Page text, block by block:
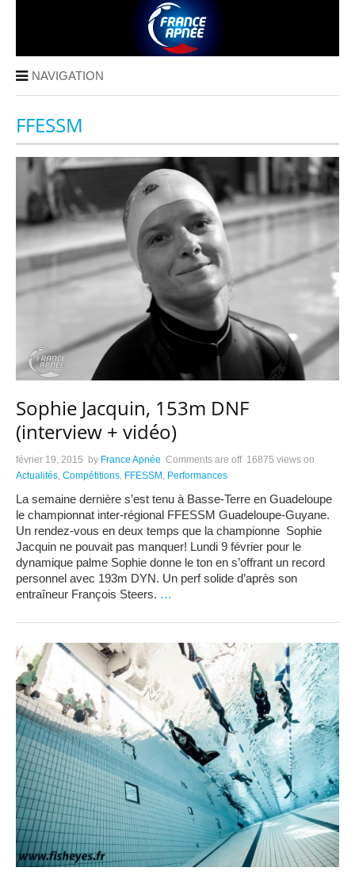
NAVIGATION
FFESSM
Sophie Jacquin, 153m DNF
(interview + vidéo)
février 19, 2015 by France Apnée Comments are off 16875 views on
Actualités, Compétitions, FFESSM , Performances
La semaine dernière s’est tenu à Basse-Terre en Guadeloupe
le championnat inter-régional FFESSM Guadeloupe-Guyane.
Un rendez-vous en deux temps que la championne Sophie
Jacquin ne pouvait pas manquer! Lundi 9 février pour le
dynamique palme Sophie donne le ton en s’offrant un record
personnel avec 193m DYN. Un perf solide d’après son
entraîneur François Steers. …